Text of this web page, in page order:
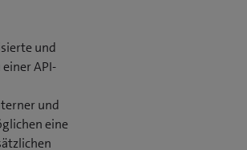
und
API-
und
eine